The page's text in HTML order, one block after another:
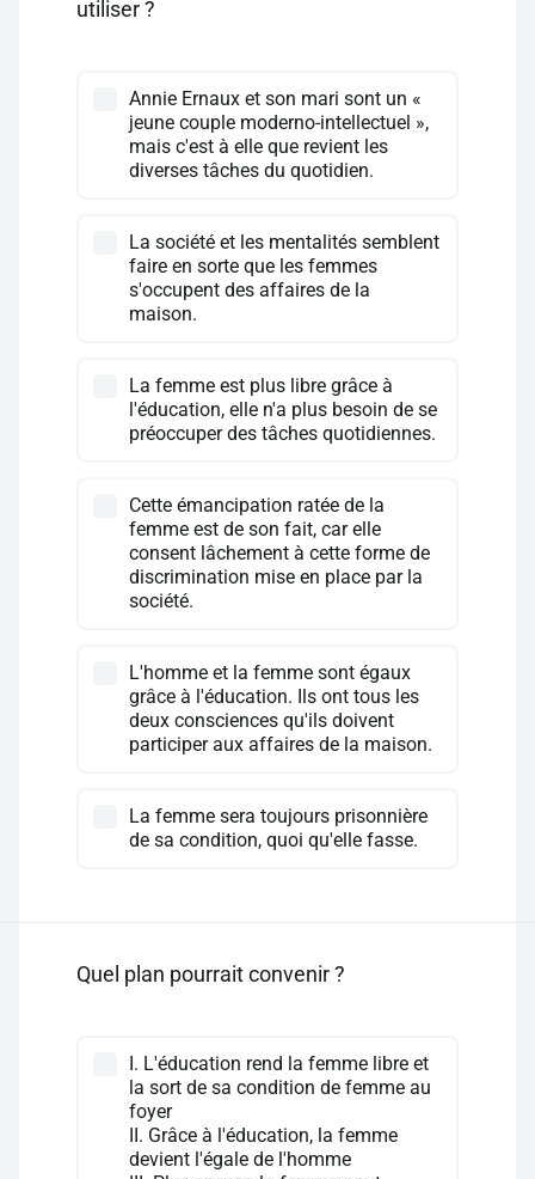
utiliser ?
Annie Ernaux et son mari sont un «
jeune couple moderno-intellectuel »,
mais c'est à elle que revient les
diverses tâches du quotidien.
La société et les mentalités semblent
faire en sorte que les femmes
s'occupent des affaires de la
maison.
La femme est plus libre grâce à
l'éducation, elle n'a plus besoin de se
préoccuper des tâches quotidiennes.
Cette émancipation ratée de la
femme est de son fait, car elle
consent lâchement à cette forme de
discrimination mise en place par la
société.
L'homme et la femme sont égaux
grâce à l'éducation. Ils ont tous les
deux consciences qu'ils doivent
participer aux affaires de la maison.
La femme sera toujours prisonnière
de sa condition, quoi qu'elle fasse.
Quel plan pourrait convenir ?
I. L'éducation rend la femme libre et
la sort de sa condition de femme au
foyer
II. Grâce à l'éducation, la femme
devient l'égale de l'homme